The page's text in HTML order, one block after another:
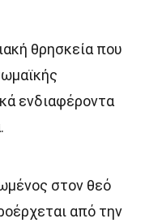
θρησκεία που
ενδιαφέροντα
στον θεό
από την